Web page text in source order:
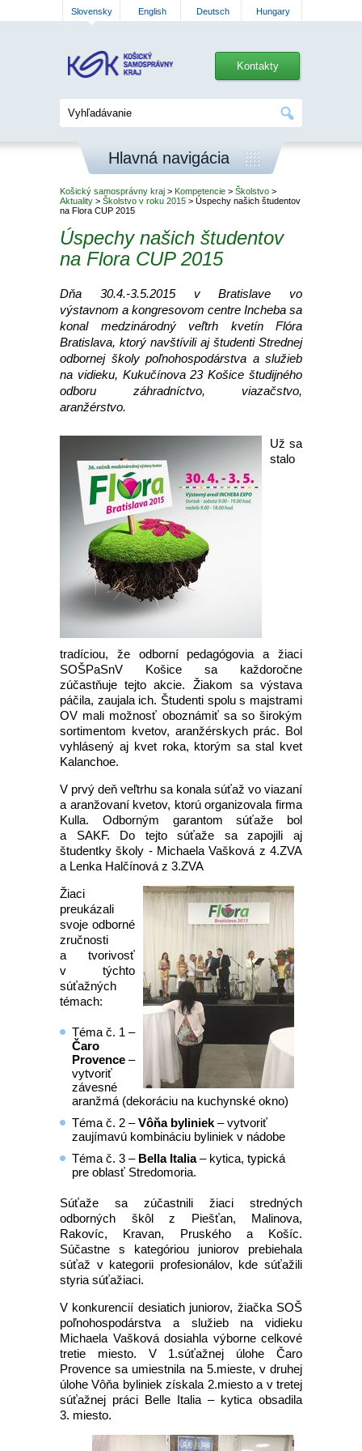
Slovensky English Deutsch Hungary
Kontakty
Hlavná navigácia
Košický samosprávny kraj > Kompetencie > Školstvo >
Aktuality > Školstvo v roku 2015 > Úspechy našich študentov
na Flora CUP 2015
Úspechy našich študentov
na Flora CUP 2015
Dňa 30.4.-3.5.2015 v Bratislave vo
výstavnom a kongresovom centre Incheba sa
konal medzinárodný veľtrh kvetín Flóra
Bratislava, ktorý navštívili aj študenti Strednej
odbornej školy poľnohospodárstva a služieb
na vidieku, Kukučínova 23 Košice študijného
odboru záhradníctvo, viazačstvo,
aranžérstvo.
Už sa
stalo
tradíciou, že odborní pedagógovia a žiaci
SOŠPaSnV Košice sa každoročne
zúčastňuje tejto akcie. Žiakom sa výstava
páčila, zaujala ich. Študenti spolu s majstrami
OV mali možnosť oboznámiť sa so širokým
sortimentom kvetov, aranžérskych prác. Bol
vyhlásený aj kvet roka, ktorým sa stal kvet
Kalanchoe.
V prvý deň veľtrhu sa konala súťaž vo viazaní
a aranžovaní kvetov, ktorú organizovala firma
Kulla. Odborným garantom súťaže bol
a SAKF. Do tejto súťaže sa zapojili aj
študentky školy - Michaela Vašková z 4.ZVA
a Lenka Halčínová z 3.ZVA
Žiaci
preukázali
svoje odborné
zručnosti
a tvorivosť
v týchto
súťažných
témach:
Téma č. 1 –
Čaro
Provence –
vytvoriť
závesné
aranžmá (dekoráciu na kuchynské okno)
Téma č. 2 –Vôňa byliniek – vytvoriť
zaujímavú kombináciu byliniek v nádobe
Téma č. 3 – Bella Italia– kytica, typická
pre oblasť Stredomoria.
Súťaže sa zúčastnili žiaci stredných
odborných škôl z Piešťan, Malinova,
Rakovíc, Kravan, Pruského a Košíc.
Súčastne s kategóriou juniorov prebiehala
súťaž v kategorii profesionálov, kde súťažili
styria súťažiaci.
V konkurencií desiatich juniorov, žiačka SOŠ
poľnohospodárstva a služieb na vidieku
Michaela Vašková dosiahla výborne celkové
tretie miesto. V 1.súťažnej úlohe Čaro
Provence sa umiestnila na 5.mieste, v druhej
úlohe Vôňa byliniek získala 2.miesto a v tretej
súťažnej práci Belle Italia – kytica obsadila
3. miesto.